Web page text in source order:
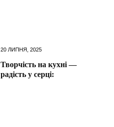
20 ЛИПНЯ, 2025
Творчість на кухні —
радість у серці: